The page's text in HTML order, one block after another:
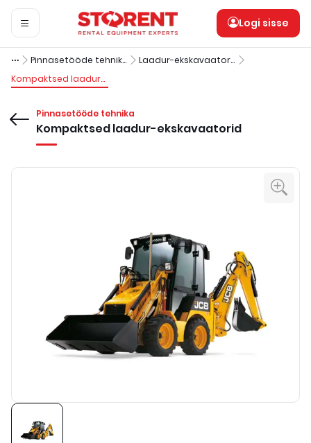
Logi sisse
Pinnasetööde tehnika
Laadur-ekskavaatorid
Kompaktsed laadur-ekskavaatorid
Pinnasetööde tehnika
Kompaktsed laadur-ekskavaatorid